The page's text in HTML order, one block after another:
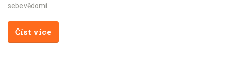
sebevědomí.
Číst více